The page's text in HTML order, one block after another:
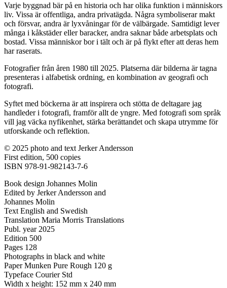
Varje byggnad bär på en historia och har olika funktion i människors
liv. Vissa är offentliga, andra privatägda. Några symboliserar makt
och försvar, andra är lyxvåningar för de välbärgade. Samtidigt lever
många i kåkstäder eller baracker, andra saknar både arbetsplats och
bostad. Vissa människor bor i tält och är på flykt efter att deras hem
har raserats.
Fotografier från åren 1980 till 2025. Platserna där bilderna är tagna
presenteras i alfabetisk ordning, en kombination av geografi och
fotografi.
Syftet med böckerna är att inspirera och stötta de deltagare jag
handleder i fotografi, framför allt de yngre. Med fotografi som språk
vill jag väcka nyfikenhet, stärka berättandet och skapa utrymme för
utforskande och reflektion.
© 2025 photo and text Jerker Andersson
First edition, 500 copies
ISBN 978-91-982143-7-6
Book design Johannes Molin
Edited by Jerker Andersson and
Johannes Molin
Text English and Swedish
Translation Maria Morris Translations
Publ. year 2025
Edition 500
Pages 128
Photographs in black and white
Paper Munken Pure Rough 120 g
Typeface Courier Std
Width x height: 152 mm x 240 mm